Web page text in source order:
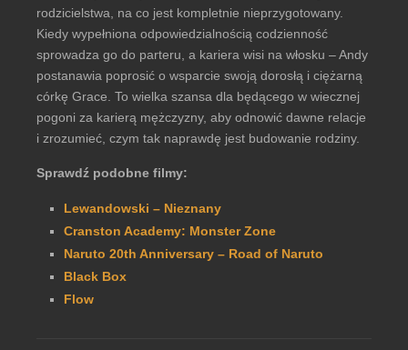
rodzicielstwa, na co jest kompletnie nieprzygotowany.
Kiedy wypełniona odpowiedzialnością codzienność
sprowadza go do parteru, a kariera wisi na włosku – Andy
postanawia poprosić o wsparcie swoją dorosłą i ciężarną
córkę Grace. To wielka szansa dla będącego w wiecznej
pogoni za karierą mężczyzny, aby odnowić dawne relacje
i zrozumieć, czym tak naprawdę jest budowanie rodziny.
Sprawdź podobne filmy:
Lewandowski – Nieznany
Cranston Academy: Monster Zone
Naruto 20th Anniversary – Road of Naruto
Black Box
Flow